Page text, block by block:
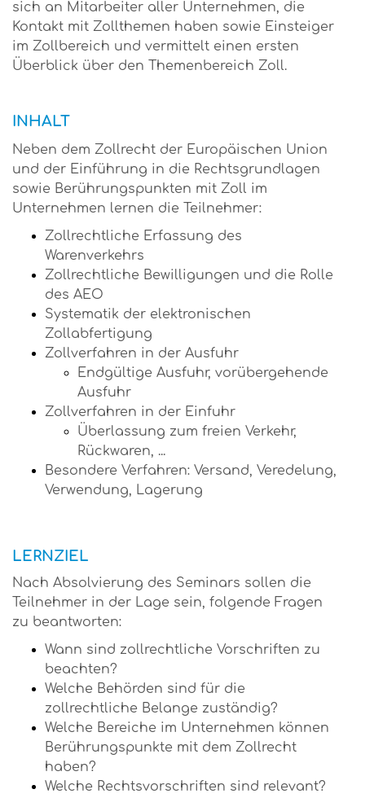
sich an Mitarbeiter aller Unternehmen, die
Kontakt mit Zollthemen haben sowie Einsteiger
im Zollbereich und vermittelt einen ersten
Überblick über den Themenbereich Zoll.
INHALT
Neben dem Zollrecht der Europäischen Union
und der Einführung in die Rechtsgrundlagen
sowie Berührungspunkten mit Zoll im
Unternehmen lernen die Teilnehmer:
Zollrechtliche Erfassung des
Warenverkehrs
Zollrechtliche Bewilligungen und die Rolle
des AEO
Systematik der elektronischen
Zollabfertigung
Zollverfahren in der Ausfuhr
Endgültige Ausfuhr, vorübergehende
Ausfuhr
Zollverfahren in der Einfuhr
Überlassung zum freien Verkehr,
Rückwaren, ...
Besondere Verfahren: Versand, Veredelung,
Verwendung, Lagerung
LERNZIEL
Nach Absolvierung des Seminars sollen die
Teilnehmer in der Lage sein, folgende Fragen
zu beantworten:
Wann sind zollrechtliche Vorschriften zu
beachten?
Welche Behörden sind für die
zollrechtliche Belange zuständig?
Welche Bereiche im Unternehmen können
Berührungspunkte mit dem Zollrecht
haben?
Welche Rechtsvorschriften sind relevant?